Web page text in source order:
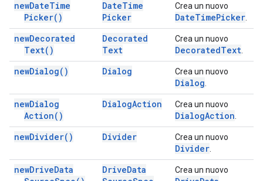
newDateTime
Picker( )
DateTime
Picker
Crea un nuovo
DateTimePicker
newDecorated
Text( )
Decorated
Text
Crea un nuovo
DecoratedText
newDialog( ) Dialog Crea un nuovo
Dialog
newDialog
Action( )
DialogAction Crea un nuovo
DialogAction
newDivider( ) Divider Crea un nuovo
Divider
newDriveData
DriveData
Crea un nuovo